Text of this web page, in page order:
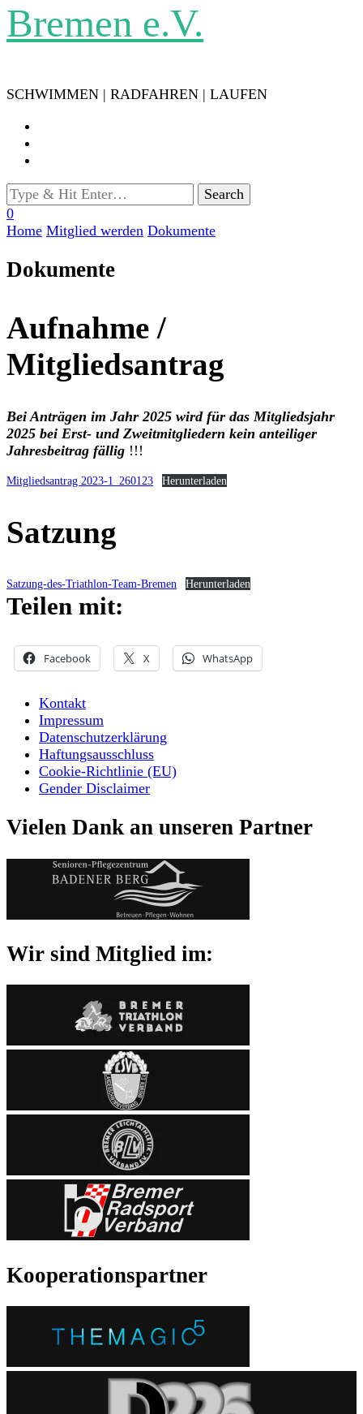
Bremen e.V.
SCHWIMMEN | RADFAHREN | LAUFEN
Looking
for
Something?
0
Home Mitglied werden Dokumente
Dokumente
Aufnahme /
Mitgliedsantrag
Bei Anträgen im Jahr 2025 wird für das Mitgliedsjahr
2025 bei Erst- und Zweitmitgliedern kein anteiliger
Jahresbeitrag fällig !!!
Mitgliedsantrag 2023-1_260123 Herunterladen
Satzung
Satzung-des-Triathlon-Team-Bremen Herunterladen
Teilen mit:
Facebook X WhatsApp
Kontakt
Impressum
Datenschutzerklärung
Haftungsausschluss
Cookie-Richtlinie (EU)
Gender Disclaimer
Vielen Dank an unseren Partner
Wir sind Mitglied im:
Kooperationspartner